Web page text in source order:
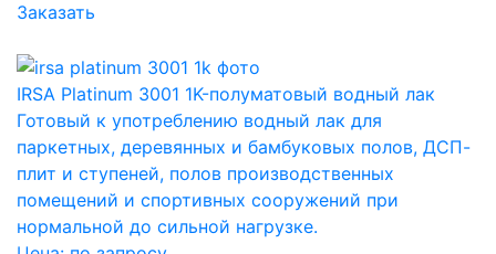
Заказать
IRSA Platinum 3001 1K-полуматовый водный лак
Готовый к употреблению водный лак для
паркетных, деревянных и бамбуковых полов, ДСП-
плит и ступеней, полов производственных
помещений и спортивных сооружений при
нормальной до сильной нагрузке.